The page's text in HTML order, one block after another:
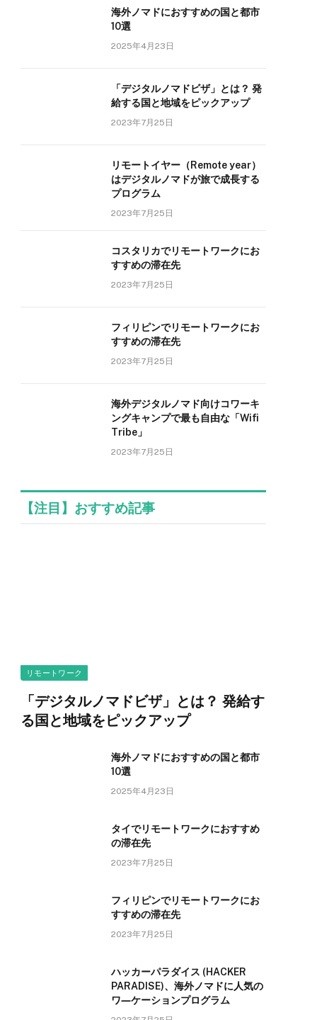
海外ノマドにおすすめの国と都市
10選
2025年4月23日
「デジタルノマドビザ」とは？ 発
給する国と地域をピックアップ
2023年7月25日
リモートイヤー（Remote year）
はデジタルノマドが旅で成長する
プログラム
2023年7月25日
コスタリカでリモートワークにお
すすめの滞在先
2023年7月25日
フィリピンでリモートワークにお
すすめの滞在先
2023年7月25日
海外デジタルノマド向けコワーキ
ングキャンプで最も自由な「Wifi
Tribe」
2023年7月25日
【注目】おすすめ記事
リモートワーク
「デジタルノマドビザ」とは？ 発給す
る国と地域をピックアップ
海外ノマドにおすすめの国と都市
10選
2025年4月23日
タイでリモートワークにおすすめ
の滞在先
2023年7月25日
フィリピンでリモートワークにお
すすめの滞在先
2023年7月25日
ハッカーパラダイス (HACKER
PARADISE)、海外ノマドに人気の
ワ―ケーションプログラム